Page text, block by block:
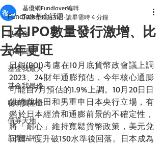
FundTalk基金話題
話基金
前瞻回顧
基金我最大
基金我最優
聰明買基金
債券天地
新聞點評
日本IPO數量發行激增、比
去年更旺
基優網Fundlover編輯
2023年10月31日 讀畢需時 4 分鐘
日銀(BOJ)考慮在10月底貨幣政會議上調
2023、24財年通膨預估，今年核心通膨
可能自7月預估的1.9%上調。10月20日日
銀總裁植田和男重申日本央行立場，有
鑑於日本經濟和通膨前景的不確定性，
將「耐心」維持寬鬆貨幣政策，美元兌
日圓一度升破150水準後回落。日本成為